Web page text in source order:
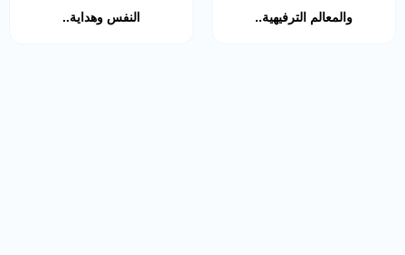
والمعالم الترفيهية..
النفس وهداية..